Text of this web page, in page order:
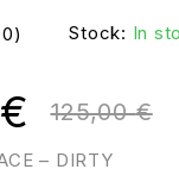
Stock: In
– DIRTY
125,00€
€